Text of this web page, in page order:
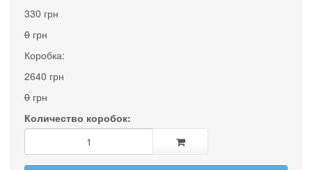
330 грн
0 грн
Коробка:
2640 грн
0 грн
Количество коробок: